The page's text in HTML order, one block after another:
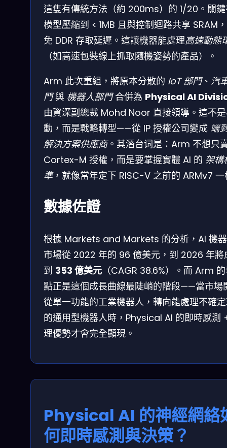
這隻有傳統方法（約 200ms）的 1/20。關
模型壓縮到 < 1MB 且與控制迴路共享 SRAM
免 DDR 存取延遲。這讓機器能處理高速動態
（如高速包裝線上抓取隨機姿勢的產品）。
Arm 此次重組，將原本分散的 IoT 部門、 汽
門與 機器人部門合併為 Physical AI
由資深副總裁 Mohd Noor 直接領導。這不
動，而是戰略轉型——從 IP 授權公司變成 端
解決方案供應商。其潛台词是：Arm 不想只
Cortex-M 授權，而是要掌握實體 AI 的 架構
準，就像當年定下 RISC-V 之前的 ARMv7 一
數據佐證
根據 Markets and Markets 的分析，AI 機
市場從 2022 年的 96 億美元，到 2026 年將
到 353 億美元 （CAGR 38.6%）。而 Arm
點正是這個成長曲線最陡峭的階段——當市場
從單一功能的工業機器人，轉向能處理不確
的通用型機器人時，Physical AI 的即時感測
理優勢才會完全顯現。
Physical AI 的神經網絡
何即時感測與決策？